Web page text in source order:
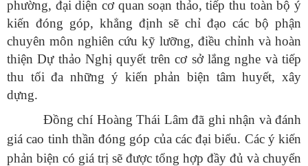
phường, đại diện cơ quan soạn thảo, tiếp thu toàn bộ ý
kiến đóng góp, khẳng định sẽ chỉ đạo các bộ phận
chuyên môn nghiên cứu kỹ lưỡng, điều chỉnh và hoàn
thiện Dự thảo Nghị quyết trên cơ sở lắng nghe và tiếp
thu tối đa những ý kiến phản biện tâm huyết, xây
dựng.
Đồng chí Hoàng Thái Lâm đã ghi nhận và đánh
giá cao tinh thần đóng góp của các đại biểu. Các ý kiến
phản biện có giá trị sẽ được tổng hợp đầy đủ và chuyển